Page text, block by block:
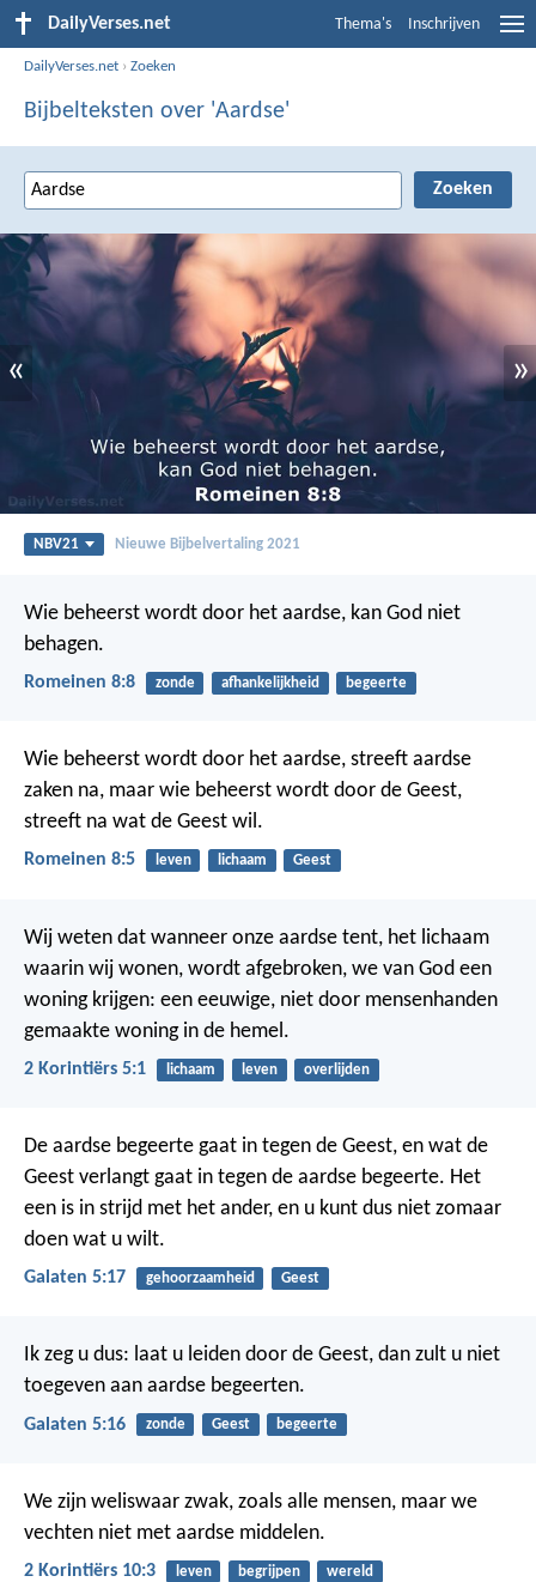
DailyVerses.net Thema's Inschrijven
DailyVerses.net ›Zoeken
Bijbelteksten over 'Aardse'
« »
NBV21 Nieuwe Bijbelvertaling 2021
Wie beheerst wordt door het aardse, kan God niet
behagen.
Romeinen 8:8 zonde afhankelijkheid begeerte
Wie beheerst wordt door het aardse, streeft aardse
zaken na, maar wie beheerst wordt door de Geest,
streeft na wat de Geest wil.
Romeinen 8:5 leven lichaam Geest
Wij weten dat wanneer onze aardse tent, het lichaam
waarin wij wonen, wordt afgebroken, we van God een
woning krijgen: een eeuwige, niet door mensenhanden
gemaakte woning in de hemel.
2 Korintiërs 5:1 lichaam leven overlijden
De aardse begeerte gaat in tegen de Geest, en wat de
Geest verlangt gaat in tegen de aardse begeerte. Het
een is in strijd met het ander, en u kunt dus niet zomaar
doen wat u wilt.
Galaten 5:17 gehoorzaamheid Geest
Ik zeg u dus: laat u leiden door de Geest, dan zult u niet
toegeven aan aardse begeerten.
Galaten 5:16 zonde Geest begeerte
We zijn weliswaar zwak, zoals alle mensen, maar we
vechten niet met aardse middelen.
2 Korintiërs 10:3 leven begrijpen wereld